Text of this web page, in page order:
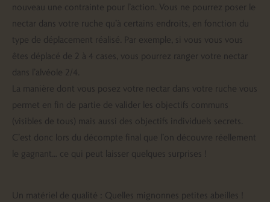
nouveau une contrainte pour l’action. Vous ne pourrez poser le
nectar dans votre ruche qu’à certains endroits, en fonction du
type de déplacement réalisé. Par exemple, si vous vous vous
êtes déplacé de 2 à 4 cases, vous pourrez ranger votre nectar
dans l’alvéole 2/4.
La manière dont vous posez votre nectar dans votre ruche vous
permet en fin de partie de valider les objectifs communs
(visibles de tous) mais aussi des objectifs individuels secrets.
C’est donc lors du décompte final que l’on découvre réellement
le gagnant… ce qui peut laisser quelques surprises !
Un matériel de qualité : Quelles mignonnes petites abeilles !